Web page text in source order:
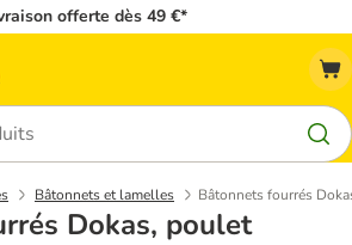
offerte dès 49 €*
Bâtonnets et lamelles Bâtonnets fourrés
Dokas, poulet